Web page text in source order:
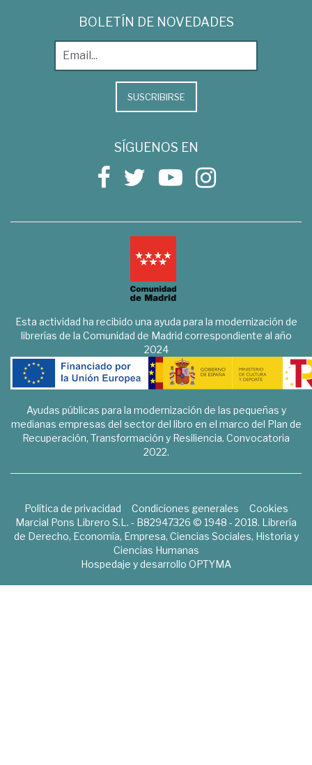
BOLETÍN DE NOVEDADES
SUSCRIBIRSE
SÍGUENOS EN
Esta actividad ha recibido una ayuda para la modernización de
librerías de la Comunidad de Madrid correspondiente al año
2024
Ayudas públicas para la modernización de las pequeñas y
medianas empresas del sector del libro en el marco del Plan de
Recuperación, Transformación y Resiliencia. Convocatoria
2022.
Política de privacidad Condiciones generales
Cookies
Marcial Pons Librero S.L. - B82947326 © 1948 - 2018. Librería
de Derecho, Economía, Empresa, Ciencias Sociales, Historia y
Ciencias Humanas
Hospedaje y desarrollo OPTYMA